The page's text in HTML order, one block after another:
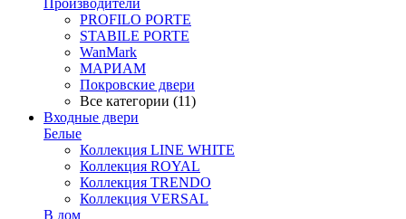
Производители
PROFILO PORTE
STABILE PORTE
WanMark
МАРИАМ
Покровские двери
Все категории (11)
Входные двери
Белые
Коллекция LINE WHITE
Коллекция ROYAL
Коллекция TRENDO
Коллекция VERSAL
В дом